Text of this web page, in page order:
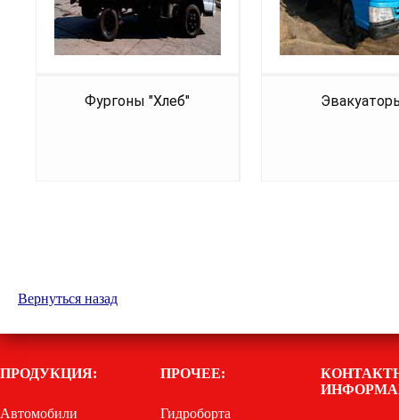
Фургоны "Хлеб"
Вернуться назад
ПРОДУКЦИЯ:
Автомобили
ПРОЧЕЕ:
Гидроборта